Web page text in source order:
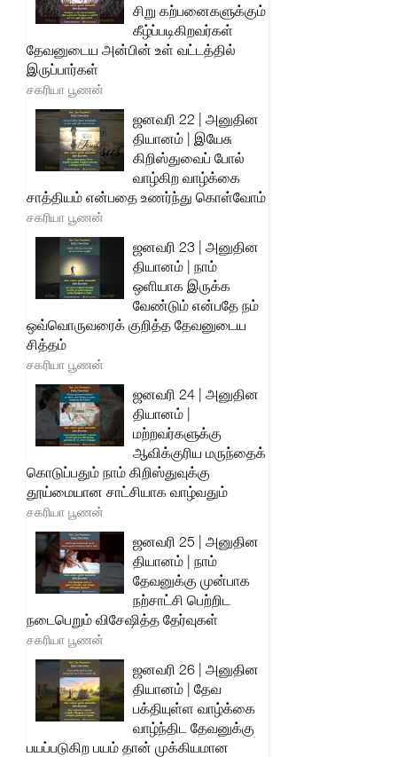
சிறு கற்பனைகளுக்கும்
கீழ்ப்படிகிறவர்கள்
தேவனுடைய அன்பின் உள் வட்டத்தில்
இருப்பார்கள்
சகரியா பூணன்
ஜனவரி 22 | அனுதின
தியானம் | இயேசு
கிறிஸ்துவைப் போல்
வாழ்கிற வாழ்க்கை
சாத்தியம் என்பதை உணர்ந்து கொள்வோம்
சகரியா பூணன்
ஜனவரி 23 | அனுதின
தியானம் | நாம்
ஒளியாக இருக்க
வேண்டும் என்பதே நம்
ஒவ்வொருவரைக் குறித்த தேவனுடைய
சித்தம்
சகரியா பூணன்
ஜனவரி 24 | அனுதின
தியானம் |
மற்றவர்களுக்கு
ஆவிக்குரிய மருந்தைக்
கொடுப்பதும் நாம் கிறிஸ்துவுக்கு
தூய்மையான சாட்சியாக வாழ்வதும்
சகரியா பூணன்
ஜனவரி 25 | அனுதின
தியானம் | நாம்
தேவனுக்கு முன்பாக
நற்சாட்சி பெற்றிட
நடைபெறும் விசேஷித்த தேர்வுகள்
சகரியா பூணன்
ஜனவரி 26 | அனுதின
தியானம் | தேவ
பக்தியுள்ள வாழ்க்கை
வாழ்ந்திட தேவனுக்கு
பயப்படுகிற பயம் தான் முக்கியமான